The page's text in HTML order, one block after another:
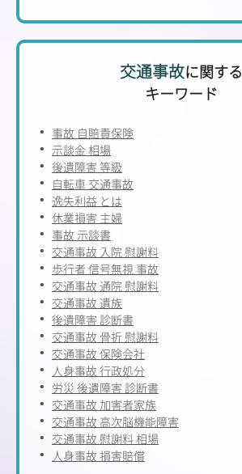
交通事故に関する
キーワード
事故 自賠責保険
示談金 相場
後遺障害 等級
自転車 交通事故
逸失利益 とは
休業損害 主婦
事故 示談書
交通事故 入院 慰謝料
歩行者 信号無視 事故
交通事故 通院 慰謝料
交通事故 遺族
後遺障害 診断書
交通事故 骨折 慰謝料
交通事故 保険会社
人身事故 行政処分
労災 後遺障害 診断書
交通事故 加害者家族
交通事故 高次脳機能障害
交通事故 慰謝料 相場
人身事故 損害賠償